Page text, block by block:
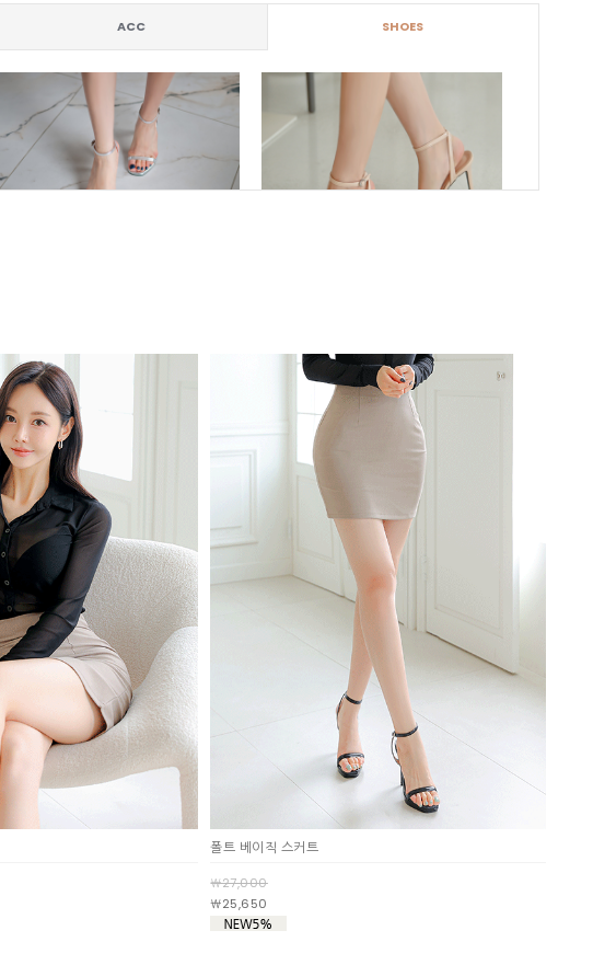
ACC SHOES
폴트 베이직 스커트
￦27,000
￦25,650
NOTICE
REVIEW
MEMBERSHIP